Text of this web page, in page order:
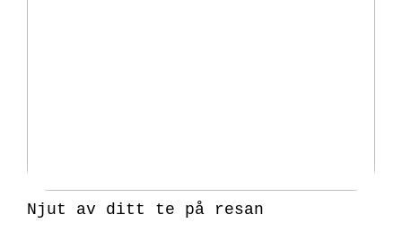
Njut av ditt te på resan